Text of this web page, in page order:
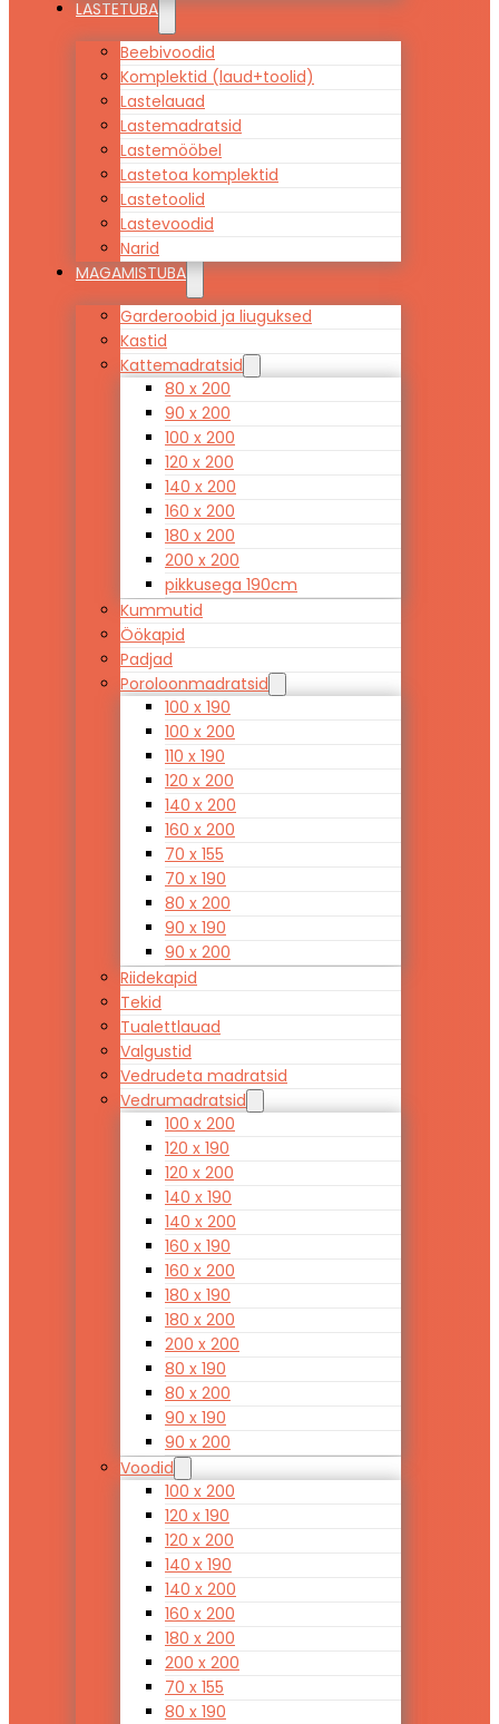
LASTETUBA
Beebivoodid
Komplektid (laud+toolid)
Lastelauad
Lastemadratsid
Lastemööbel
Lastetoa komplektid
Lastetoolid
Lastevoodid
Narid
MAGAMISTUBA
Garderoobid ja liuguksed
Kastid
Kattemadratsid
80 x 200
90 x 200
100 x 200
120 x 200
140 x 200
160 x 200
180 x 200
200 x 200
pikkusega 190cm
Kummutid
Öökapid
Padjad
Poroloonmadratsid
100 x 190
100 x 200
110 x 190
120 x 200
140 x 200
160 x 200
70 x 155
70 x 190
80 x 200
90 x 190
90 x 200
Riidekapid
Tekid
Tualettlauad
Valgustid
Vedrudeta madratsid
Vedrumadratsid
100 x 200
120 x 190
120 x 200
140 x 190
140 x 200
160 x 190
160 x 200
180 x 190
180 x 200
200 x 200
80 x 190
80 x 200
90 x 190
90 x 200
Voodid
100 x 200
120 x 190
120 x 200
140 x 190
140 x 200
160 x 200
180 x 200
200 x 200
70 x 155
80 x 190